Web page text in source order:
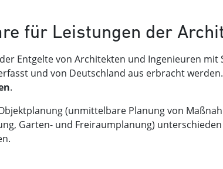
für Leistungen der
Entgelte von Architekten und Ingenieuren
und von Deutschland aus erbracht werden.
.
(unmittelbare Planung von
Garten- und Freiraumplanung)